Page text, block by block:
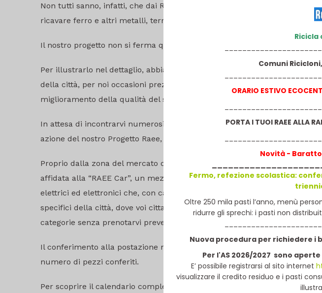
Ricicla
Comuni
ORARIO ESTIVO
PORTA I TUOI RAEE ALLA
Novità -
Fermo, refezione scolastica:
Oltre 250 mila pasti l’anno, menù
ridurre gli sprechi: i pasti non
Nuova procedura per richiedere i
Per l'AS 2026/2027 sono
E’ possibile registrarsi al sito internet
visualizzare il credito residuo e i pasti
Non tutti sanno, infatti, che dai RAEE, in particolare proprio da quelli più
ricavare ferro e altri metalli, terre rare, plastica, motori e schede
Il nostro progetto non si ferma qui.
Per illustrarlo nel dettaglio, abbiamo previsto per tutto l’anno incontri
della città, per noi occasioni preziose per raccogliere i vostri suggerimenti
miglioramento della qualità del servizio.
In attesa di incontrarvi numerosi alle nostre serate informative, siamo
azione del nostro Progetto Raee, partita lo scorso 18 febbraio in piazzale
Proprio dalla zona del mercato cittadino, ha preso infatti il via la raccolta
affidata alla “RAEE Car”, un mezzo Asite dedicato proprio al recupero
elettrici ed elettronici che, con cadenza quindicinale e in precise fasce
specifici della città, dove voi cittadini e cittadine potrete conferire i vostri
categorie senza prenotarvi preventivamente.
Il conferimento alla postazione mobile Raee Car è gratuito
numero di pezzi conferiti.
Per scoprire il calendario completo delle iniziative che stiamo via via